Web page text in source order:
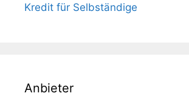
Kredit für Selbständige
Anbieter